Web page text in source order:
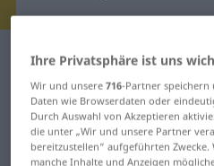
Deutsch-Arabisch
Deutsch-
"Mischung"
Ihre Privatsphäre ist uns
Wir und unsere 716-Partner speichern
Daten wie Browserdaten oder
Durch Auswahl von Akzeptieren
die unter „Wir und unsere Partner
bereitzustellen“ aufgeführten
manche Inhalte und Anzeigen